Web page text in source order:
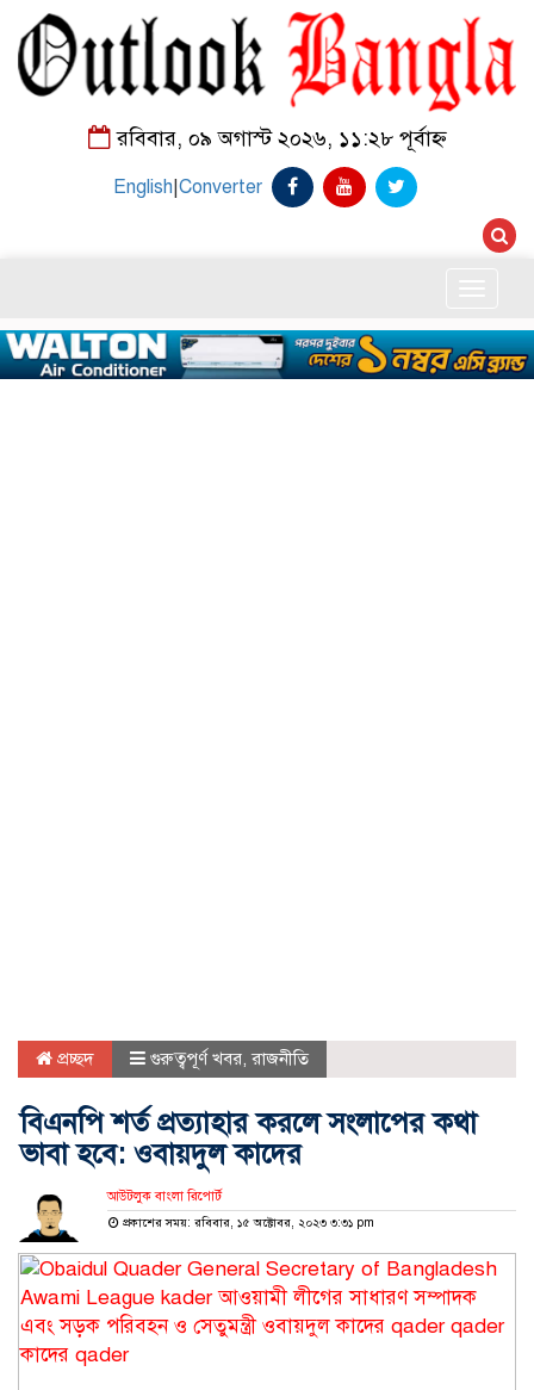
রবিবার, ০৯ অগাস্ট ২০২৬, ১১:২৮ পূর্বাহ্ন
English|Converter
প্রচ্ছদ গুরুত্বপূর্ণ খবর, রাজনীতি
বিএনপি শর্ত প্রত্যাহার করলে সংলাপের কথা
ভাবা হবে: ওবায়দুল কাদের
আউটলুক বাংলা রিপোর্ট
প্রকাশের সময়: রবিবার, ১৫ অক্টোবর, ২০২৩ ৩:৩১ pm